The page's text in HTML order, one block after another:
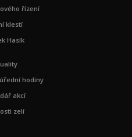
řízení
klestí
Hasík
hodiny
akcí
zelí